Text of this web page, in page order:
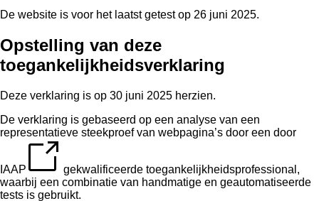
De website is voor het laatst getest op 26 juni 2025.
Opstelling van deze
toegankelijkheidsverklaring
Deze verklaring is op 30 juni 2025 herzien.
De verklaring is gebaseerd op een analyse van een
representatieve steekproef van webpagina’s door een door
IAAP
gekwalificeerde toegankelijkheidsprofessional,
waarbij een combinatie van handmatige en geautomatiseerde
tests is gebruikt.